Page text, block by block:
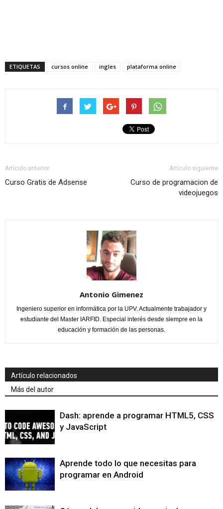
ETIQUETAS cursos online ingles plataforma online
Artículo anterior
Curso Gratis de Adsense
Artículo siguiente
Curso de programacion de
videojuegos
Antonio Gimenez
Ingeniero superior en informática por la UPV. Actualmente trabajador y
estudiante del Master IARFID. Especial interés desde siempre en la
educación y formación de las personas.
Artículo relacionados
Más del autor
Dash: aprende a programar HTML5, CSS
y JavaScript
Aprende todo lo que necesitas para
programar en Android